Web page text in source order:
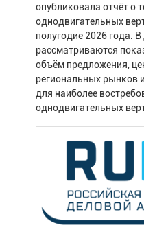
опубликовала отчёт о
однодвигательных
полугодие 2026 года.
рассматриваются
объём предложения,
региональных рынков
для наиболее
однодвигательных